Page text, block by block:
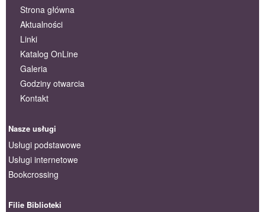
Strona główna
Aktualności
Linki
Katalog OnLine
Nasze usługi
Usługi podstawowe